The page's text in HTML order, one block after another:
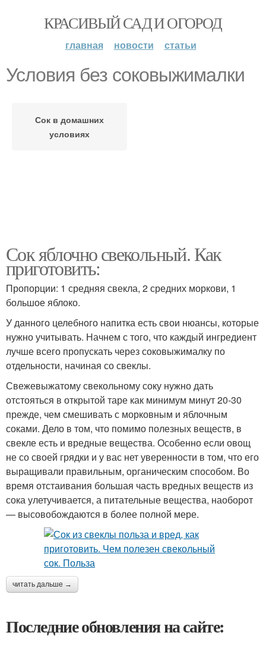
КРАСИВЫЙ САД И ОГОРОД
главная новости статьи
Условия без соковыжималки
Сок в домашних
условиях
Сок яблочно свекольный. Как
приготовить:
Пропорции: 1 средняя свекла, 2 средних моркови, 1
большое яблоко.
У данного целебного напитка есть свои нюансы, которые
нужно учитывать. Начнем с того, что каждый ингредиент
лучше всего пропускать через соковыжималку по
отдельности, начиная со свеклы.
Свежевыжатому свекольному соку нужно дать
отстояться в открытой таре как минимум минут 20-30
прежде, чем смешивать с морковным и яблочным
соками. Дело в том, что помимо полезных веществ, в
свекле есть и вредные вещества. Особенно если овощ
не со своей грядки и у вас нет уверенности в том, что его
выращивали правильным, органическим способом. Во
время отстаивания большая часть вредных веществ из
сока улетучивается, а питательные вещества, наоборот
— высовобождаются в более полной мере.
читать дальше →
Последние обновления на сайте: